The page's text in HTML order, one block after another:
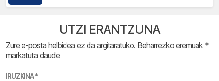
UTZI ERANTZUNA
Zure e-posta helbidea ez da argitaratuko. Beharrezko eremuak *
markatuta daude
IRUZKINA*